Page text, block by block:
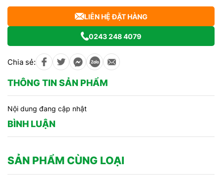
LIÊN HỆ ĐẶT HÀNG
0243 248 4079
Chia sẻ:
THÔNG TIN SẢN PHẨM
Nội dung đang cập nhật
BÌNH LUẬN
SẢN PHẨM CÙNG LOẠI